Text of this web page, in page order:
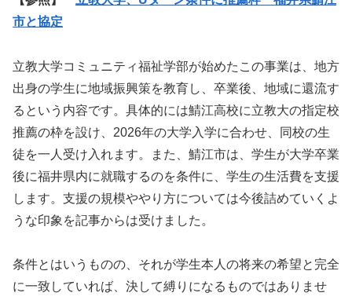
市と協定
立教大学コミュニティ福祉学部が始めたこの事業は、地方
出身の学生に地域振興策を教育し、卒業後、地域に還流す
るという内容です。具体的には鯖江高校に立教大の指定校
推薦の枠を設け、2026年の大学入学に合わせ、同校の生
徒を一人受け入れます。また、鯖江市は、学生が大学卒業
後に福井県内に就職するのを条件に、学生の生活費を支援
します。支援の規模ややり方については今後詰めていくよ
うな印象を記事からは受けました。
条件とはいうものの、それが学生本人の将来の希望と完全
に一致していれば、決して縛りになるものではありませ